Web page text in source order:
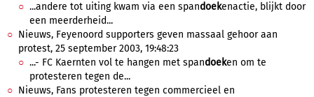
...andere tot uiting kwam via een spandoekenactie, blijkt door
een meerderheid...
Nieuws, Feyenoord supporters geven massaal gehoor aan
protest, 25 september 2003, 19:48:23
...- FC Kaernten vol te hangen met spandoeken om te
protesteren tegen de...
Nieuws, Fans protesteren tegen commercieel en